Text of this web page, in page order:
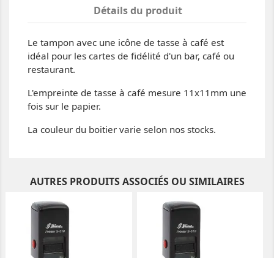
Détails du produit
Le tampon avec une icône de tasse à café est
idéal pour les cartes de fidélité d'un bar, café ou
restaurant.
L'empreinte de tasse à café mesure 11x11mm une
fois sur le papier.
La couleur du boitier varie selon nos stocks.
AUTRES PRODUITS ASSOCIÉS OU SIMILAIRES